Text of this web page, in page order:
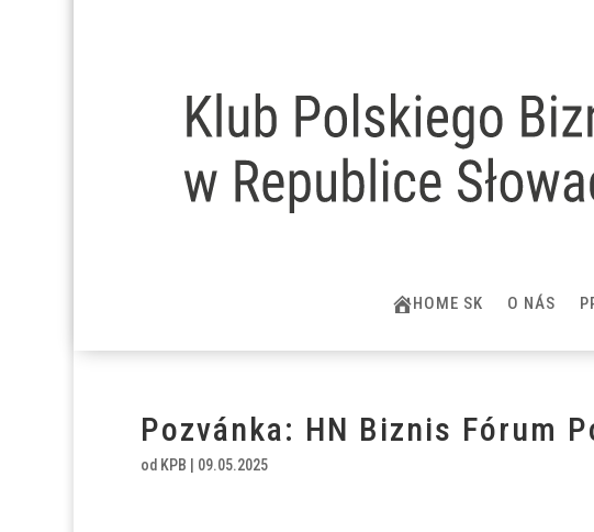
HOME SK O NÁS
Pozvánka: HN Biznis Fórum
od KPB 09.05.2025